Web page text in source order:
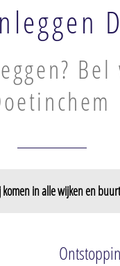
komen in alle wijken en
en Vijverberg-